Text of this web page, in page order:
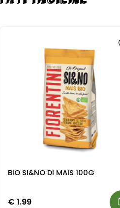
BIO SI&NO DI MAIS 100G
€ 1.99